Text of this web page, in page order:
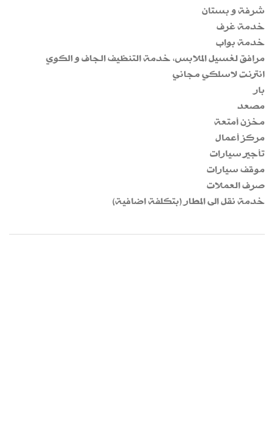
شرفة و بستان
خدمة غرف
خدمة بواب
مرافق لغسيل الملابس، خدمة التنظيف الجاف و الكوي
انترنت لاسلكي مجاني
بار
مصعد
مخزن أمتعة
مركز أعمال
تأجير سيارات
موقف سيارات
صرف العملات
خدمة نقل الى المطار (بتكلفة اضافية)